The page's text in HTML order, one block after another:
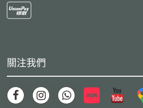
關注我們